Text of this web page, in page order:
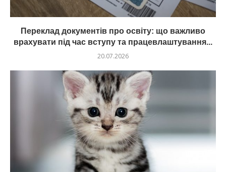
Переклад документів про освіту: що важливо
врахувати під час вступу та працевлаштування...
20.07.2026